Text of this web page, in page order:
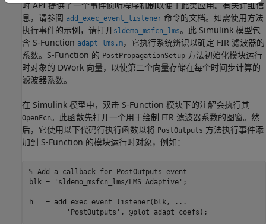
时 API 提供了一个事件侦听程序机制以便于此类应用。有关详细信
息，请参阅 add_exec_event_listener 命令的文档。如需使用方法
执行事件的示例，请打开sldemo_msfcn_lms。此 Simulink 模型包
含 S-Function adapt_lms.m，它执行系统辨识以确定 FIR 滤波器的
系数。S-Function 的 PostPropagationSetup 方法初始化模块运行
时对象的 DWork 向量，以使第二个向量存储在每个时间步计算的
滤波器系数。
在 Simulink 模型中，双击 S-Function 模块下的注解会执行其
OpenFcn。此函数先打开一个用于绘制 FIR 滤波器系数的图窗。然
后，它使用以下代码行执行函数以将 PostOutputs 方法执行事件添
加到 S-Function 的模块运行时对象，例如：
% Add a callback for PostOutputs event
blk =
'sldemo_msfcn_lms/LMS Adaptive' ;
h   = add_exec_event_listener(blk,
...
'PostOutputs' , @plot_adapt_coefs);